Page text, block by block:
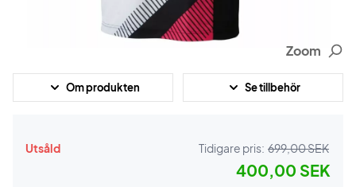
Zoom
Om produkten Se tillbehör
Utsåld Tidigare pris: 699,00 SEK
400,00 SEK